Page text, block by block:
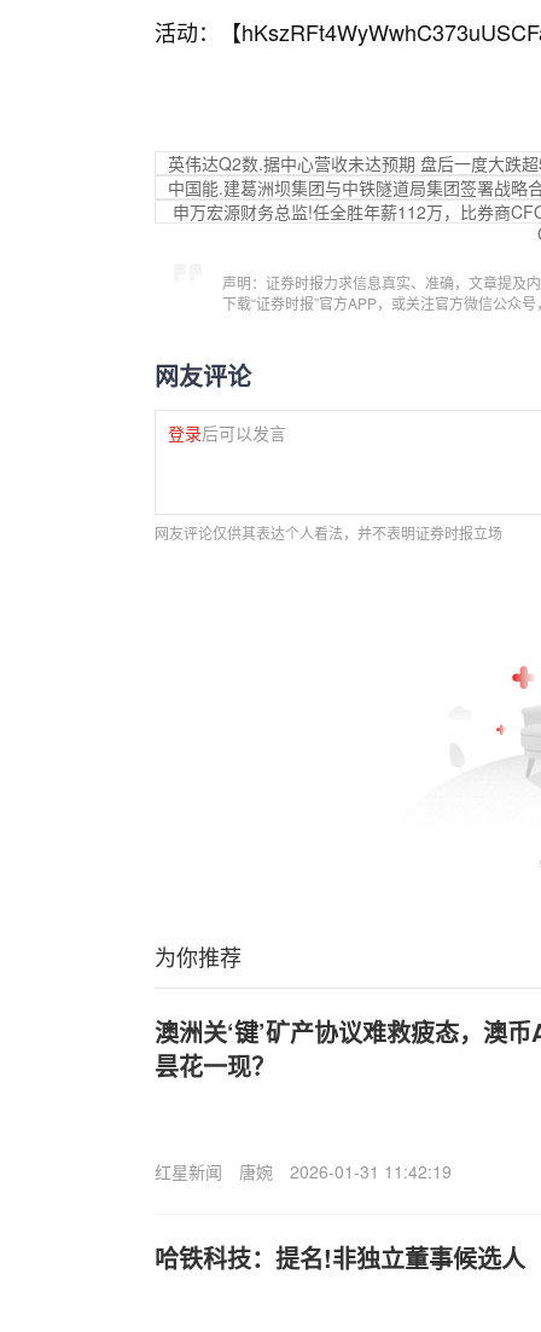
活动：【
英伟达Q2数.据中心营收未达预期 盘后一度大跌
中国能.建葛洲坝集团与中铁隧道局集团签署战略
申万宏源财务总监!任全胜年薪112万，比券商
声明：证券时报力求信息真实、准确，文章提及
下载“证券时报”官方APP，或关注官方微信公众
网友评论
登录后可以发言
网友评论仅供其表达个人看法，并不表明证券时报立场
为你推荐
澳洲关‘键’矿产协议难救疲态，澳
昙花一现？
红星新闻 唐婉 2026-01-31 11:42:19
哈铁科技：提名!非独立董事候选人